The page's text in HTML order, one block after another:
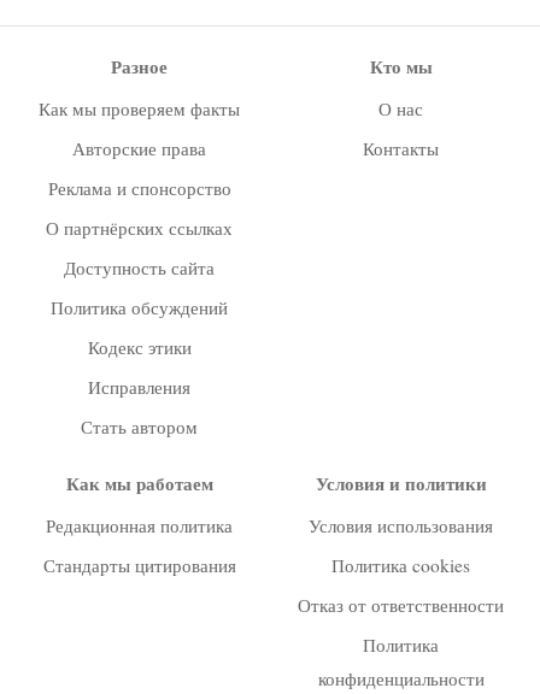
Разное
Как мы проверяем факты
Авторские права
Реклама и спонсорство
О партнёрских ссылках
Доступность сайта
Политика обсуждений
Кодекс этики
Исправления
Стать автором
Кто мы
О нас
Контакты
Как мы работаем
Редакционная политика
Стандарты цитирования
Условия и политики
Условия использования
Политика cookies
Отказ от ответственности
Политика
конфиденциальности